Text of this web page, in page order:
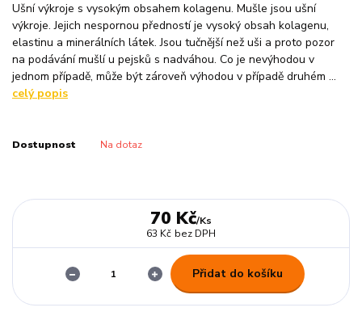
Ušní výkroje s vysokým obsahem kolagenu. Mušle jsou ušní
výkroje. Jejich nespornou předností je vysoký obsah kolagenu,
elastinu a minerálních látek. Jsou tučnější než uši a proto pozor
na podávání mušlí u pejsků s nadváhou. Co je nevýhodou v
jednom případě, může být zároveň výhodou v případě druhém ...
celý popis
Dostupnost Na dotaz
70 Kč/Ks
63 Kč bez DPH
Přidat do košíku